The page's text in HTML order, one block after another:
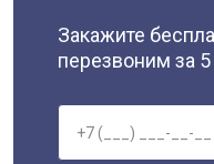
Закажите
перезвоним за